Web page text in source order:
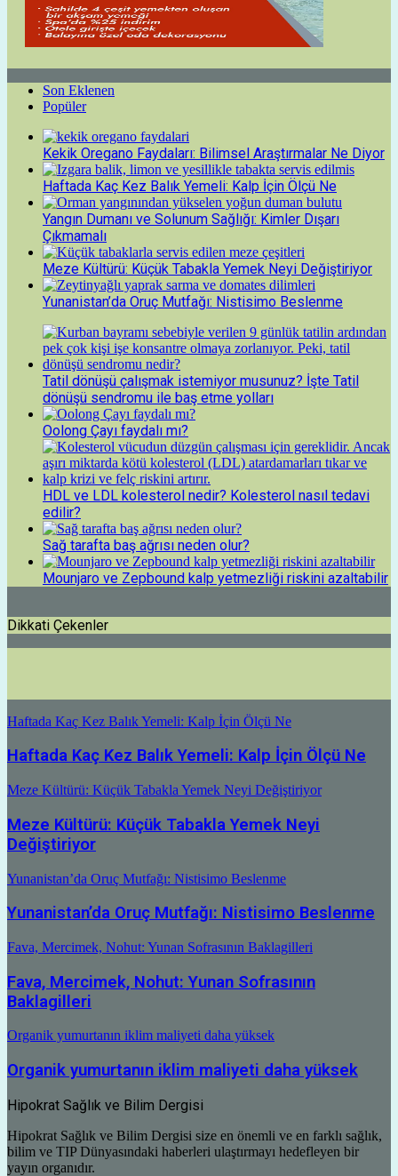
Son Eklenen
Popüler
Kekik Oregano Faydaları: Bilimsel Araştırmalar Ne Diyor
Haftada Kaç Kez Balık Yemeli: Kalp İçin Ölçü Ne
Yangın Dumanı ve Solunum Sağlığı: Kimler Dışarı
Çıkmamalı
Meze Kültürü: Küçük Tabakla Yemek Neyi Değiştiriyor
Yunanistan’da Oruç Mutfağı: Nistisimo Beslenme
Tatil dönüşü çalışmak istemiyor musunuz? İşte Tatil
dönüşü sendromu ile baş etme yolları
Oolong Çayı faydalı mı?
HDL ve LDL kolesterol nedir? Kolesterol nasıl tedavi
edilir?
Sağ tarafta baş ağrısı neden olur?
Mounjaro ve Zepbound kalp yetmezliği riskini azaltabilir
Dikkati Çekenler
Haftada Kaç Kez Balık Yemeli: Kalp İçin Ölçü Ne
Haftada Kaç Kez Balık Yemeli: Kalp İçin Ölçü Ne
Meze Kültürü: Küçük Tabakla Yemek Neyi Değiştiriyor
Meze Kültürü: Küçük Tabakla Yemek Neyi
Değiştiriyor
Yunanistan’da Oruç Mutfağı: Nistisimo Beslenme
Yunanistan’da Oruç Mutfağı: Nistisimo Beslenme
Fava, Mercimek, Nohut: Yunan Sofrasının Baklagilleri
Fava, Mercimek, Nohut: Yunan Sofrasının
Baklagilleri
Organik yumurtanın iklim maliyeti daha yüksek
Organik yumurtanın iklim maliyeti daha yüksek
Hipokrat Sağlık ve Bilim Dergisi
Hipokrat Sağlık ve Bilim Dergisi size en önemli ve en farklı sağlık,
bilim ve TIP Dünyasındaki haberleri ulaştırmayı hedefleyen bir
yayın organıdır.